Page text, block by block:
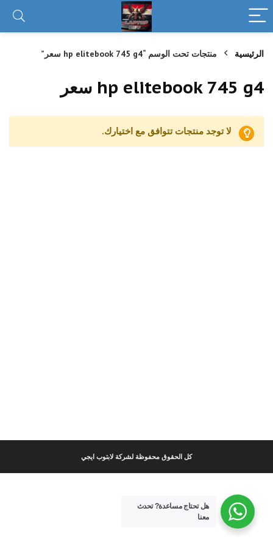
الرئيسية منتجات تحت الوسم “hp elitebook 745 g4 سعر”
hp elitebook 745 g4 سعر
لا توجد منتجات تتوافق مع اختيارك.
كل الحقوق محفوظة لشركة لابتوب ايجي
هل تحتاج مساعدة?تحدث
معنا